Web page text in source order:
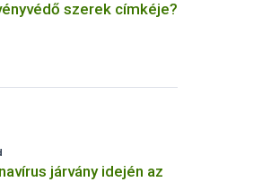
szerek címkéje?
járvány idején az